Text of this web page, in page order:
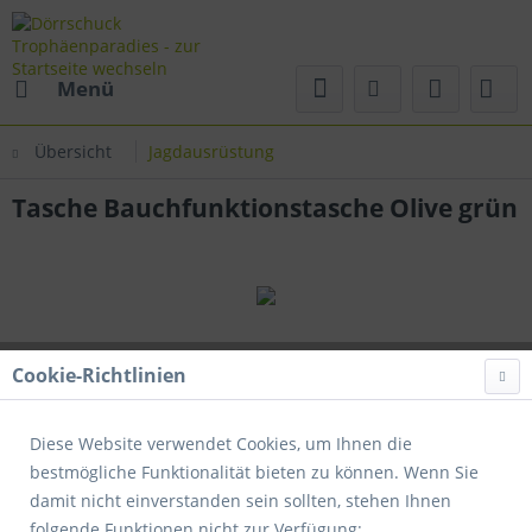
Menü
Übersicht Jagdausrüstung
Tasche Bauchfunktionstasche Olive grün
Cookie-Richtlinien
Diese Website verwendet Cookies, um Ihnen die
bestmögliche Funktionalität bieten zu können. Wenn Sie
damit nicht einverstanden sein sollten, stehen Ihnen